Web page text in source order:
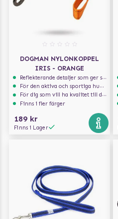
DOGMAN NYLONKOPPEL
IRIS - ORANGE
Reflekterande detaljer som ger synlighet i svagt ljus
För den aktiva och sportiga hunden
För dig som vill ha kvalitet till din hund!
Finns i fler färger
189 kr
Finns i Lager